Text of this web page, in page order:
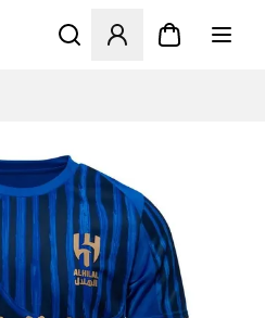
Ανοίγει ένα Modal για να